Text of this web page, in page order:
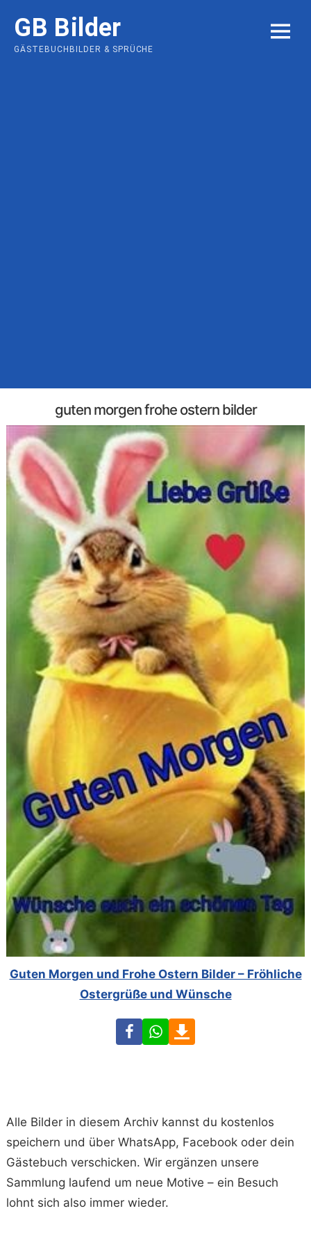
content
GB Bilder
GÄSTEBUCHBILDER & SPRÜCHE
MENU
guten morgen frohe ostern bilder
Guten Morgen und Frohe Ostern Bilder – Fröhliche
Ostergrüße und Wünsche
FacebookWhatsApp
Alle Bilder in diesem Archiv kannst du kostenlos
speichern und über WhatsApp, Facebook oder dein
Gästebuch verschicken. Wir ergänzen unsere
Sammlung laufend um neue Motive – ein Besuch
lohnt sich also immer wieder.